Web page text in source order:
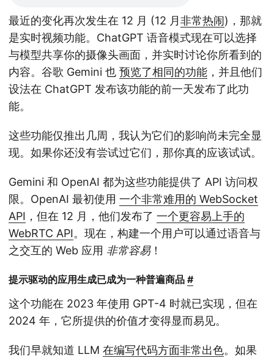
最近的变化再次发生在 12 月 (12 月非常热闹)，那就
是实时视频功能。ChatGPT 语音模式现在可以选择
与模型共享你的摄像头画面，并实时讨论你所看到的
内容。谷歌 Gemini 也 预览了相同的功能 ，并且他们
设法在 ChatGPT 发布该功能的前一天发布了此功
能。
这些功能仅推出几周，我认为它们的影响尚未完全显
现。如果你还没有尝试过它们，那你真的应该试试。
Gemini 和 OpenAI 都为这些功能提供了 API 访问权
限。OpenAI 最初使用 一个非常难用的 WebSocket
API ，但在 12 月，他们发布了 一个更容易上手的
WebRTC API。现在，构建一个用户可以通过语音与
之交互的 Web 应用 非常容易！
提示驱动的应用生成已成为一种普遍商品 #
这个功能在 2023 年使用 GPT-4 时就已实现，但在
2024 年，它所提供的价值才变得显而易见。
我们早就知道 LLM 在编写代码方面非常出色。如果